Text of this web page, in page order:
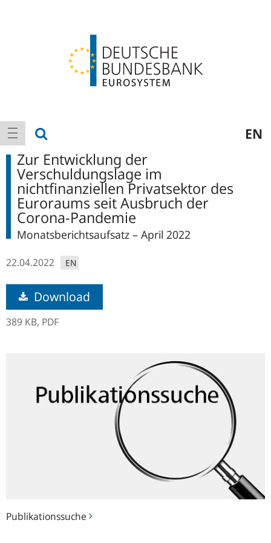
Hauptnavigation
Navigation anzeigen EN
Publikationssuche
Zur Entwicklung der
Verschuldungslage im
nichtfinanziellen Privatsektor des
Euroraums seit Ausbruch der
Corona-Pandemie
Monatsberichtsaufsatz – April 2022
22.04.2022 EN
Download
389 KB, PDF